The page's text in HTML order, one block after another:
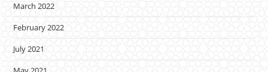
March 2022
February 2022
July 2021